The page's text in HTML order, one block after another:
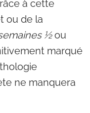
à cette
ou de la
½ou
marqué
ne manquera